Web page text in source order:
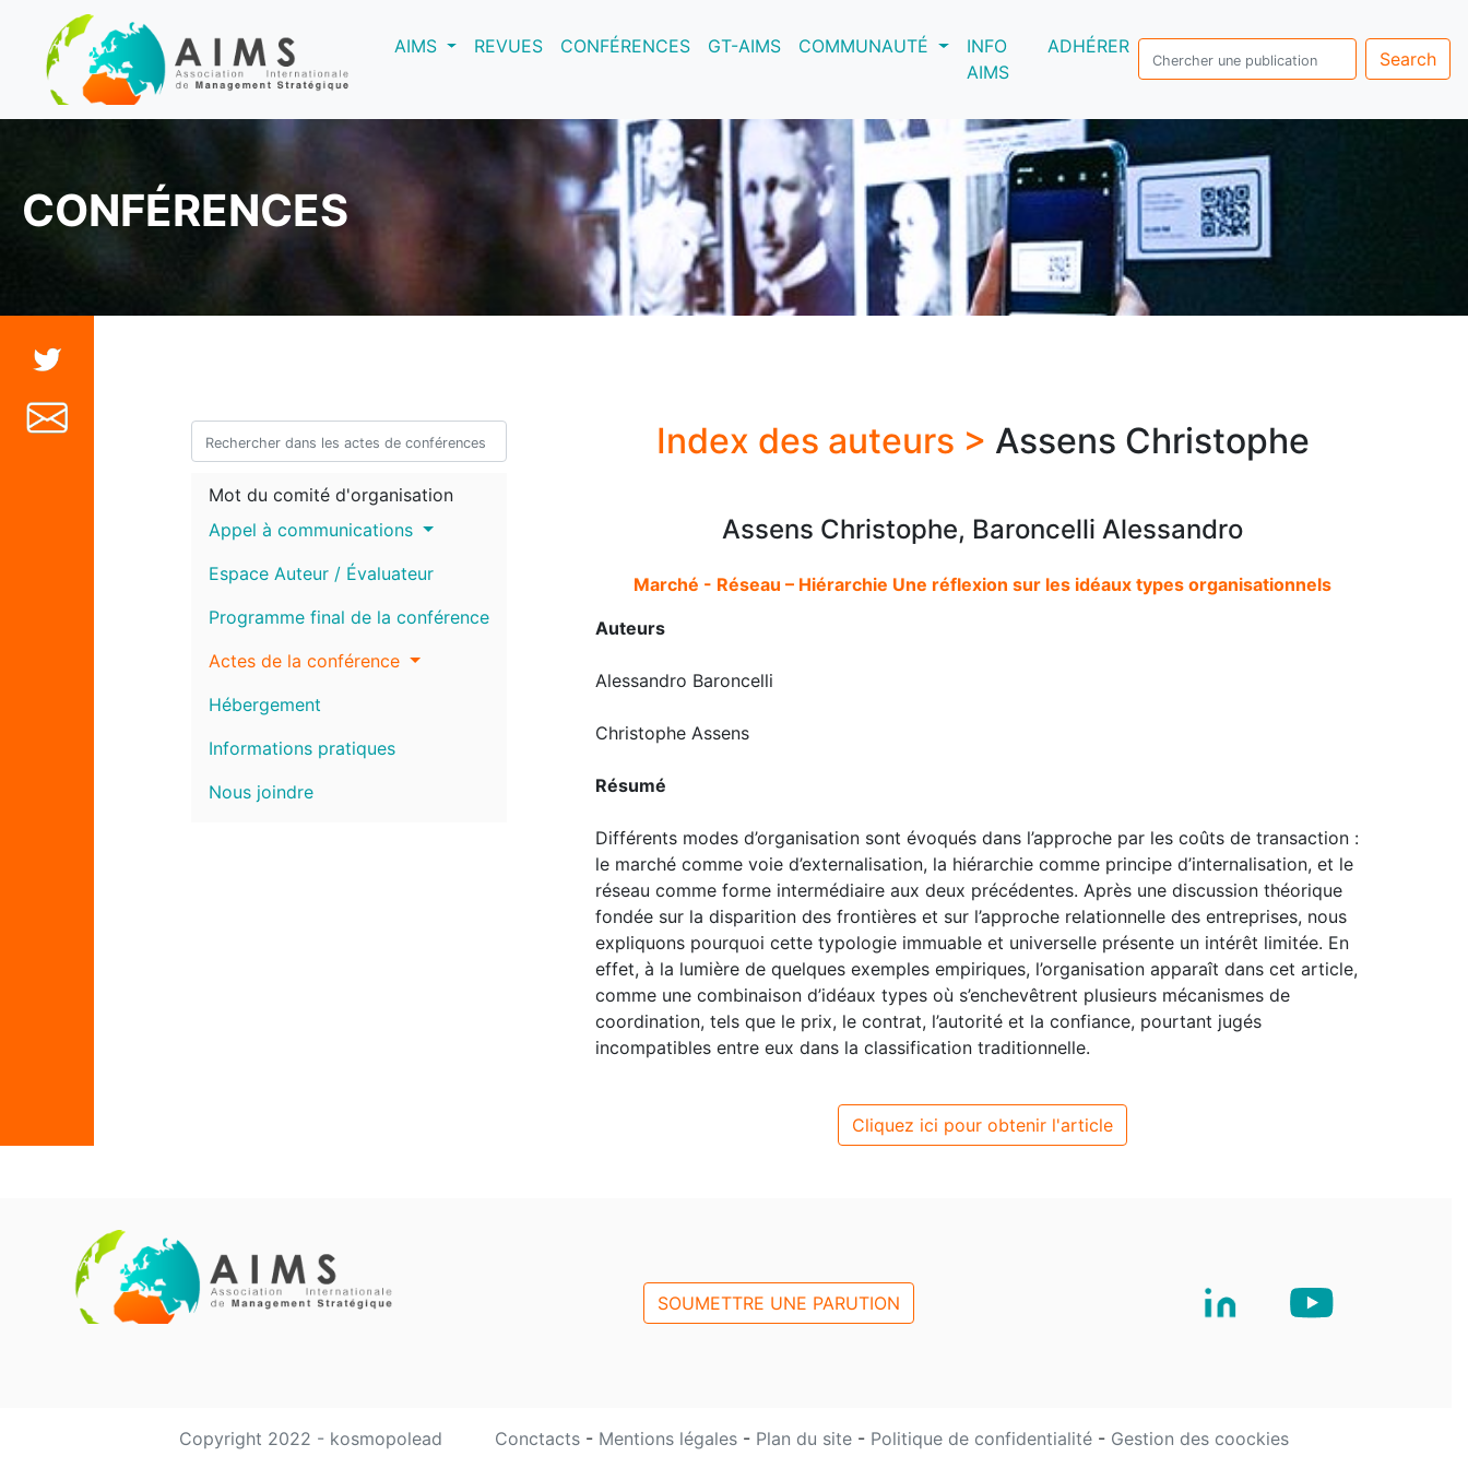
AIMS(current)REVUES CONFÉRENCES GT-AIMS COMMUNAUTÉ
INFO
AIMS
ADHÉRER
Search
CONFÉRENCES
Mot du comité d'organisation
Appel à communications
Espace Auteur / Évaluateur
Programme final de la conférence
Actes de la conférence
Hébergement
Informations pratiques
Nous joindre
Index des auteurs > Assens Christophe
Assens Christophe, Baroncelli Alessandro
Marché - Réseau – Hiérarchie Une réflexion sur les idéaux types organisationnels
Auteurs
Alessandro Baroncelli
Christophe Assens
Résumé
Différents modes d’organisation sont évoqués dans l’approche par les coûts de transaction :
le marché comme voie d’externalisation, la hiérarchie comme principe d’internalisation, et le
réseau comme forme intermédiaire aux deux précédentes. Après une discussion théorique
fondée sur la disparition des frontières et sur l’approche relationnelle des entreprises, nous
expliquons pourquoi cette typologie immuable et universelle présente un intérêt limitée. En
effet, à la lumière de quelques exemples empiriques, l’organisation apparaît dans cet article,
comme une combinaison d’idéaux types où s’enchevêtrent plusieurs mécanismes de
coordination, tels que le prix, le contrat, l’autorité et la confiance, pourtant jugés
incompatibles entre eux dans la classification traditionnelle.
Cliquez ici pour obtenir l'article
SOUMETTRE UNE PARUTION
Copyright 2022 - kosmopolead Conctacts - Mentions légales - Plan du site - Politique de confidentialité - Gestion des coockies